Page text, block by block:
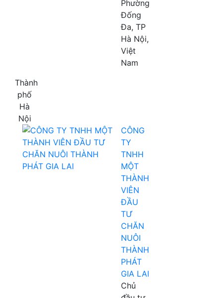
Phường
Đống
Đa, TP
Hà Nội,
Việt
Nam
Thành
phố
Hà
Nội
CÔNG
TY
TNHH
MỘT
THÀNH
VIÊN
ĐẦU
TƯ
CHĂN
NUÔI
THÀNH
PHÁT
GIA LAI
Chủ